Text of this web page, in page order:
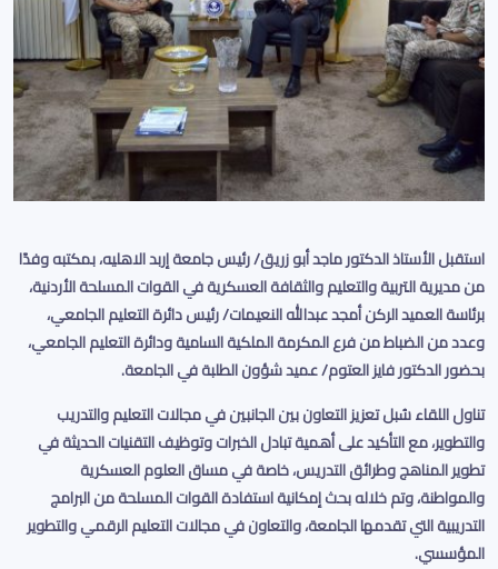
استقبل الأستاذ الدكتور ماجد أبو زريق/ رئيس جامعة إربد الاهليه، بمكتبه وفدًا
من مديرية التربية والتعليم والثقافة العسكرية في القوات المسلحة الأردنية،
برئاسة العميد الركن أمجد عبدالله النعيمات/ رئيس دائرة التعليم الجامعي،
وعدد من الضباط من فرع المكرمة الملكية السامية ودائرة التعليم الجامعي،
بحضور الدكتور فايز العتوم/ عميد شؤون الطلبة في الجامعة.
تناول اللقاء سُبل تعزيز التعاون بين الجانبين في مجالات التعليم والتدريب
والتطوير، مع التأكيد على أهمية تبادل الخبرات وتوظيف التقنيات الحديثة في
تطوير المناهج وطرائق التدريس، خاصة في مساق العلوم العسكرية
والمواطنة، وتم خلاله بحث إمكانية استفادة القوات المسلحة من البرامج
التدريبية التي تقدمها الجامعة، والتعاون في مجالات التعليم الرقمي والتطوير
المؤسسي.